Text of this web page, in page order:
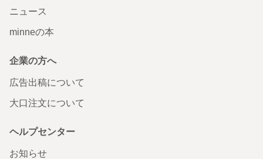
ニュース
minneの本
企業の方へ
広告出稿について
大口注文について
ヘルプセンター
お知らせ